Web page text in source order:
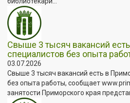
Свыше 3 тысяч вакансий
специалистов без опыта
03.07.2026
Свыше 3 тысяч вакансий есть в
без опыта работы, сообщает
занятости Приморского края